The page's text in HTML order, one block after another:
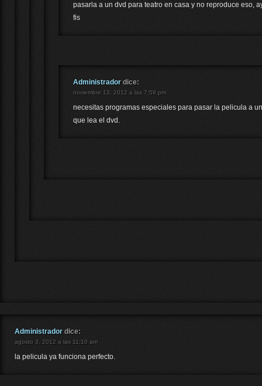
pasarla a un dvd para teatro en casa y no reproduce eso,
fis
Administrador dice:
noviembre 13, 2012 a las 7:59 pm
necesitas programas especiales para pasar la pelicula a
que lea el dvd.
Administrador dice:
agosto 3, 2012 a las 11:10 am
la pelicula ya funciona perfecto.